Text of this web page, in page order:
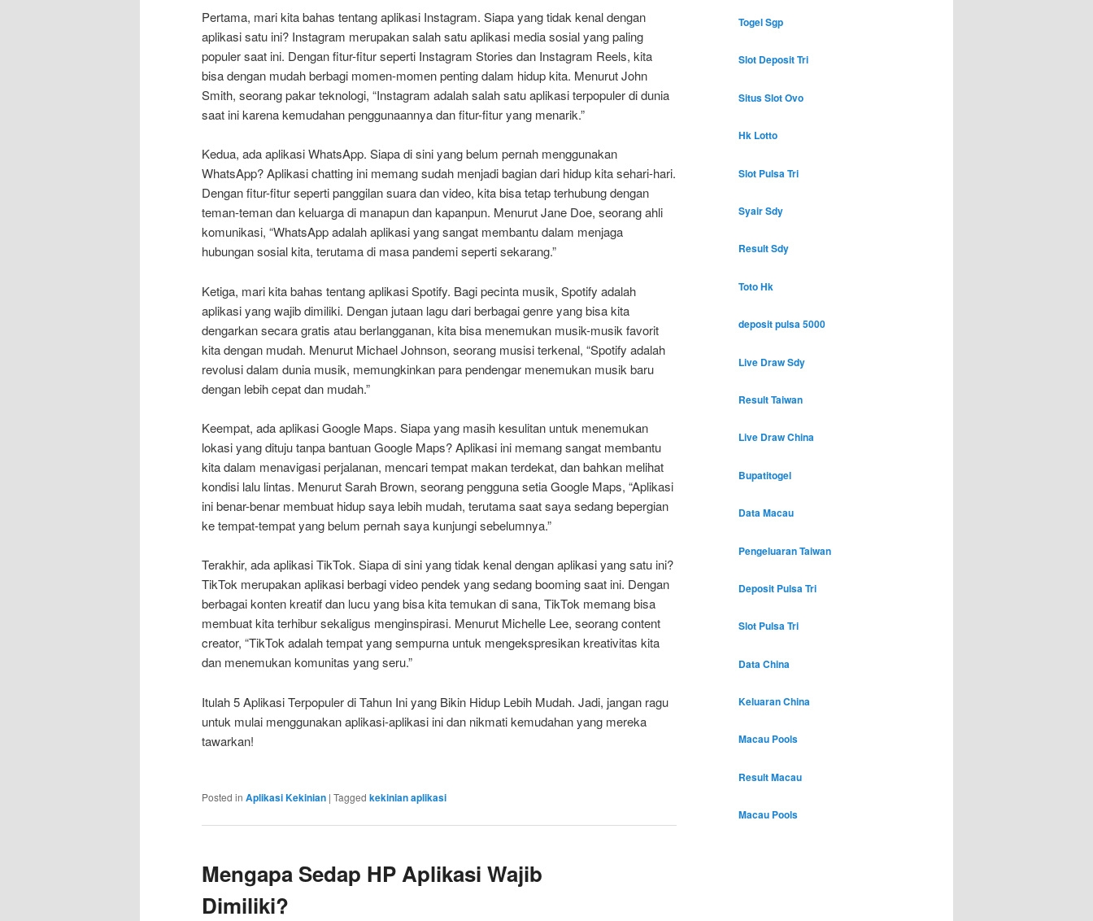
Pertama, mari kita bahas tentang aplikasi Instagram. Siapa yang tidak kenal dengan
aplikasi satu ini? Instagram merupakan salah satu aplikasi media sosial yang paling
populer saat ini. Dengan fitur-fitur seperti Instagram Stories dan Instagram Reels, kita
bisa dengan mudah berbagi momen-momen penting dalam hidup kita. Menurut John
Smith, seorang pakar teknologi, “Instagram adalah salah satu aplikasi terpopuler di dunia
saat ini karena kemudahan penggunaannya dan fitur-fitur yang menarik.”
Kedua, ada aplikasi WhatsApp. Siapa di sini yang belum pernah menggunakan
WhatsApp? Aplikasi chatting ini memang sudah menjadi bagian dari hidup kita sehari-hari.
Dengan fitur-fitur seperti panggilan suara dan video, kita bisa tetap terhubung dengan
teman-teman dan keluarga di manapun dan kapanpun. Menurut Jane Doe, seorang ahli
komunikasi, “WhatsApp adalah aplikasi yang sangat membantu dalam menjaga
hubungan sosial kita, terutama di masa pandemi seperti sekarang.”
Ketiga, mari kita bahas tentang aplikasi Spotify. Bagi pecinta musik, Spotify adalah
aplikasi yang wajib dimiliki. Dengan jutaan lagu dari berbagai genre yang bisa kita
dengarkan secara gratis atau berlangganan, kita bisa menemukan musik-musik favorit
kita dengan mudah. Menurut Michael Johnson, seorang musisi terkenal, “Spotify adalah
revolusi dalam dunia musik, memungkinkan para pendengar menemukan musik baru
dengan lebih cepat dan mudah.”
Keempat, ada aplikasi Google Maps. Siapa yang masih kesulitan untuk menemukan
lokasi yang dituju tanpa bantuan Google Maps? Aplikasi ini memang sangat membantu
kita dalam menavigasi perjalanan, mencari tempat makan terdekat, dan bahkan melihat
kondisi lalu lintas. Menurut Sarah Brown, seorang pengguna setia Google Maps, “Aplikasi
ini benar-benar membuat hidup saya lebih mudah, terutama saat saya sedang bepergian
ke tempat-tempat yang belum pernah saya kunjungi sebelumnya.”
Terakhir, ada aplikasi TikTok. Siapa di sini yang tidak kenal dengan aplikasi yang satu ini?
TikTok merupakan aplikasi berbagi video pendek yang sedang booming saat ini. Dengan
berbagai konten kreatif dan lucu yang bisa kita temukan di sana, TikTok memang bisa
membuat kita terhibur sekaligus menginspirasi. Menurut Michelle Lee, seorang content
creator, “TikTok adalah tempat yang sempurna untuk mengekspresikan kreativitas kita
dan menemukan komunitas yang seru.”
Itulah 5 Aplikasi Terpopuler di Tahun Ini yang Bikin Hidup Lebih Mudah. Jadi, jangan ragu
untuk mulai menggunakan aplikasi-aplikasi ini dan nikmati kemudahan yang mereka
tawarkan!
Posted in Aplikasi Kekinian | Tagged kekinian aplikasi
Mengapa Sedap HP Aplikasi Wajib
Dimiliki?
Togel Sgp
Slot Deposit Tri
Situs Slot Ovo
Hk Lotto
Slot Pulsa Tri
Syair Sdy
Result Sdy
Toto Hk
deposit pulsa 5000
Live Draw Sdy
Result Taiwan
Live Draw China
Bupatitogel
Data Macau
Pengeluaran Taiwan
Deposit Pulsa Tri
Slot Pulsa Tri
Data China
Keluaran China
Macau Pools
Result Macau
Macau Pools